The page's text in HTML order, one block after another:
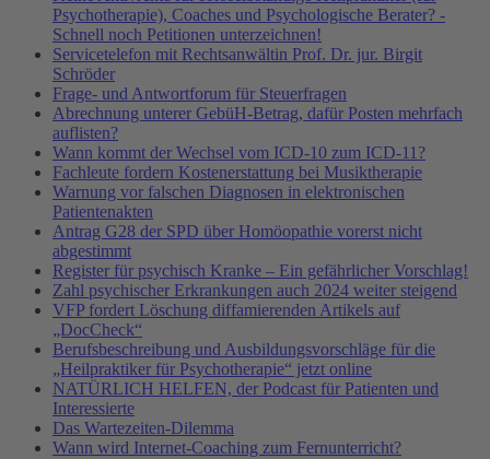
Psychotherapie), Coaches und Psychologische Berater? -
Schnell noch Petitionen unterzeichnen!
Servicetelefon mit Rechtsanwältin Prof. Dr. jur. Birgit
Schröder
Frage- und Antwortforum für Steuerfragen
Abrechnung unterer GebüH-Betrag, dafür Posten mehrfach
auflisten?
Wann kommt der Wechsel vom ICD-10 zum ICD-11?
Fachleute fordern Kostenerstattung bei Musiktherapie
Warnung vor falschen Diagnosen in elektronischen
Patientenakten
Antrag G28 der SPD über Homöopathie vorerst nicht
abgestimmt
Register für psychisch Kranke – Ein gefährlicher Vorschlag!
Zahl psychischer Erkrankungen auch 2024 weiter steigend
VFP fordert Löschung diffamierenden Artikels auf
„DocCheck“
Berufsbeschreibung und Ausbildungsvorschläge für die
„Heilpraktiker für Psychotherapie“ jetzt online
NATÜRLICH HELFEN, der Podcast für Patienten und
Interessierte
Das Wartezeiten-Dilemma
Wann wird Internet-Coaching zum Fernunterricht?